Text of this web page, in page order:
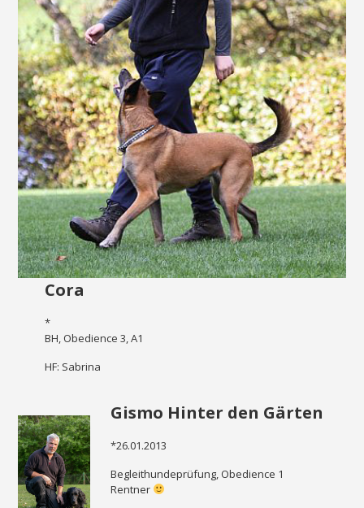
Cora
*
BH, Obedience 3, A1
HF: Sabrina
Gismo Hinter den Gärten
*26.01.2013
Begleithundeprüfung, Obedience 1
Rentner